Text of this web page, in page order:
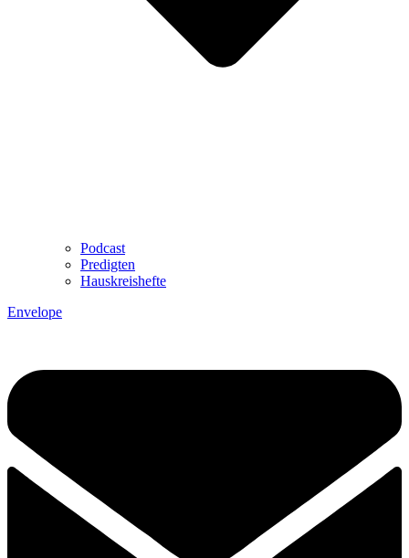
Podcast
Predigten
Hauskreishefte
Envelope